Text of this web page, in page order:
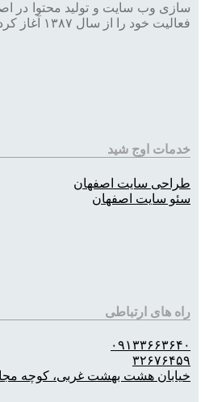
سازی وب سایت و تولید محتوا در
فعالیت خود را از سال ۱۳۸۷ آغاز کرده است.
خدمات اوج شید
طراحی سایت اصفهان
سئو سایت اصفهان
راه های ارتباطی
۰۹۱۳۳۶۶۳۶۴۰
۳۲۶۷۶۴۵۹
خیابان هشت بهشت غربی، کوچه